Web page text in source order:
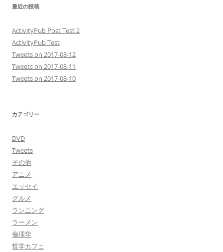
最近の投稿
ActivityPub Post Test 2
ActivityPub Test
Tweets on 2017-08-12
Tweets on 2017-08-11
Tweets on 2017-08-10
カテゴリー
DVD
Tweets
その他
アニメ
エッセイ
グルメ
ランニング
ラーメン
倫理学
哲学カフェ